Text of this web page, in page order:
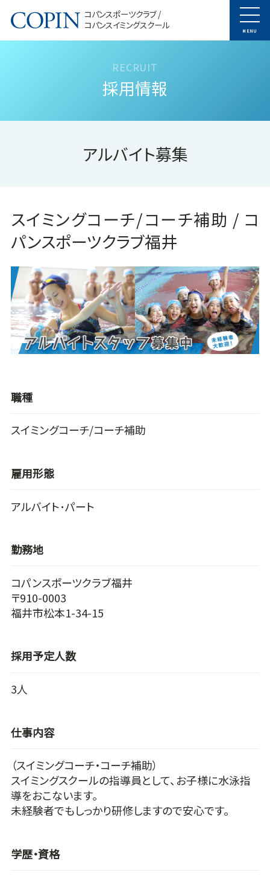
コパンスポーツクラブ /
コパンスイミングスクール
MENU
採用情報
アルバイト募集
スイミングコーチ/コーチ補助 / コ
パンスポーツクラブ福井
職種
スイミングコーチ/コーチ補助
雇用形態
アルバイト･パート
勤務地
コパンスポーツクラブ福井
〒910-0003
福井市松本1-34-15
採用予定人数
3人
仕事内容
（スイミングコーチ・コーチ補助）
スイミングスクールの指導員として、お子様に水泳指
導をおこないます。
未経験者でもしっかり研修しますので安心です。
学歴・資格